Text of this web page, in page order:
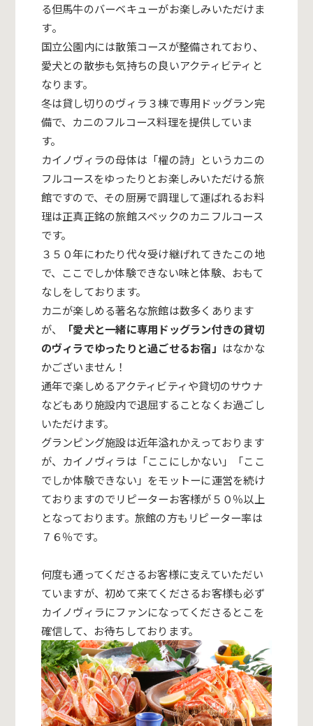
る但馬牛のバーベキューがお楽しみいただけま
す。
国立公園内には散策コースが整備されており、
愛犬との散歩も気持ちの良いアクティビティと
なります。
冬は貸し切りのヴィラ３棟で専用ドッグラン完
備で、カニのフルコース料理を提供していま
す。
カイノヴィラの母体は「櫂の詩」 というカニの
フルコースをゆったりとお楽しみいただける旅
館ですので、 その厨房で調理して運ばれるお料
理は正真正銘の旅館スペックのカニフルコース
です。
３５０年にわたり代々受け継げれてきたこの地
で、 ここでしか体験できない味と体験、おもて
なしをしております。
カニが楽しめる著名な旅館は数多くあります
が、
「愛犬と一緒に専用ドッグラン付きの貸切
のヴィラでゆったりと過ごせるお宿」 はなかな
かございません！
通年で楽しめるアクティビティや貸切のサウナ
などもあり施設内で退屈することなくお過ごし
いただけます。
グランピング施設は近年溢れかえっております
が、カイノヴィラは「ここにしかない」「ここ
でしか体験できない」 をモットーに運営を続け
ておりますのでリピーターお客様が５０％以上
となっております。旅館の方もリピーター率は
７６％です。
何度も通ってくださるお客様に支えていただい
ていますが、初めて来てくださるお客様も必ず
カイノヴィラにファンになってく ださるとこを
確信して、お待ちしております。